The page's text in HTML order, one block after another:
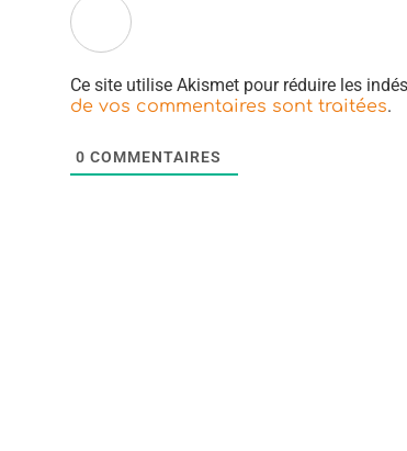
Ce site utilise Akismet pour réduire les
de vos commentaires sont traitées.
0 COMMENTAIRES